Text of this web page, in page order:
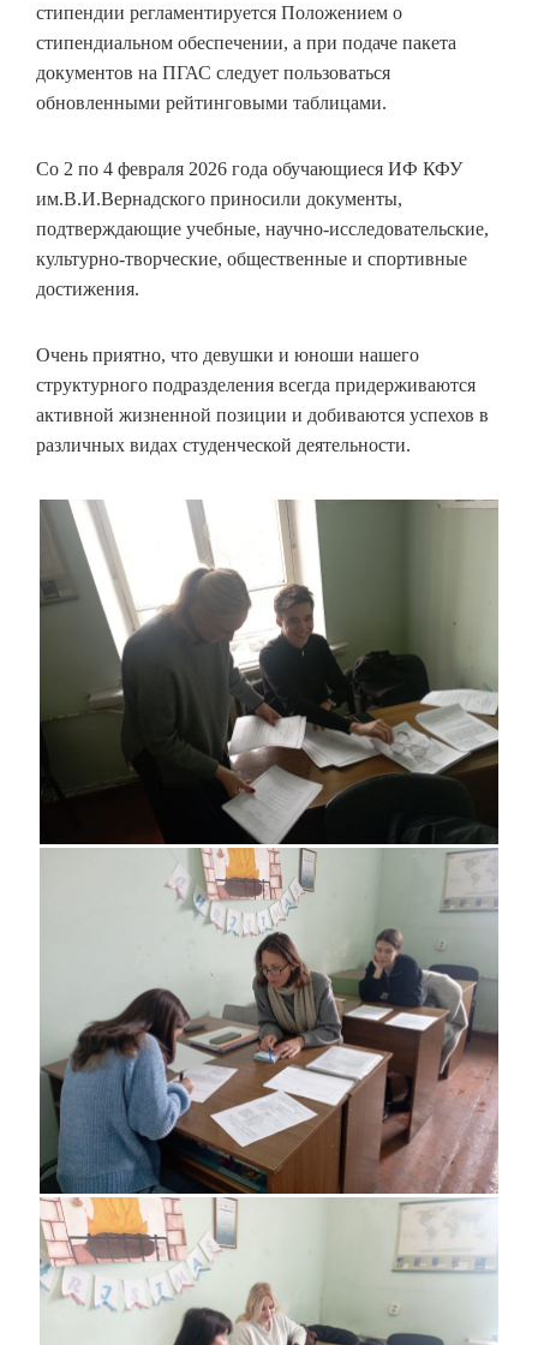
стипендии регламентируется Положением о
стипендиальном обеспечении, а при подаче пакета
документов на ПГАС следует пользоваться
обновленными рейтинговыми таблицами.
Со 2 по 4 февраля 2026 года обучающиеся ИФ КФУ
им.В.И.Вернадского приносили документы,
подтверждающие учебные, научно-исследовательские,
культурно-творческие, общественные и спортивные
достижения.
Очень приятно, что девушки и юноши нашего
структурного подразделения всегда придерживаются
активной жизненной позиции и добиваются успехов в
различных видах студенческой деятельности.